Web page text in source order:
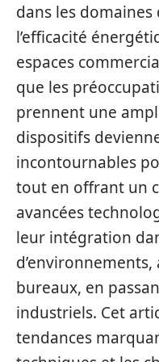
dans les
l’efficacité
espaces
que les
prennent une
dispositifs
incontournables
tout en offrant un
avancées
leur intégration
bureaux, en
industriels. Cet
tendances